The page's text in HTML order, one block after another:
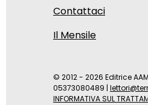
Contattaci
Il Mensile
© 2012 - 2026 Editrice
05373080489 |
INFORMATIVA SUL